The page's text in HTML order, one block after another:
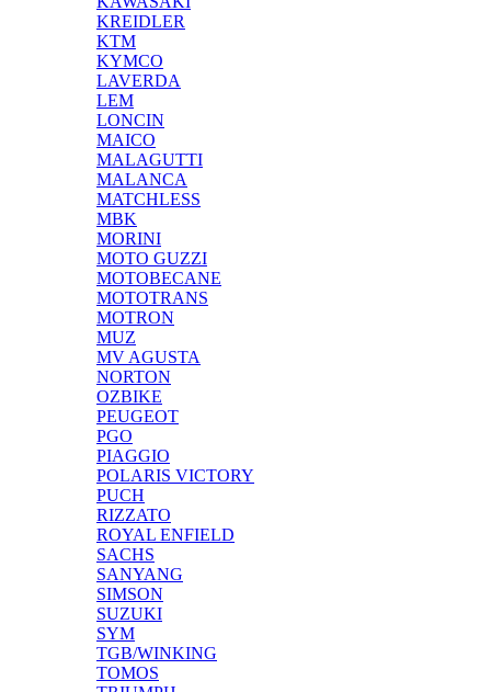
KREIDLER
KTM
KYMCO
LAVERDA
LEM
LONCIN
MAICO
MALAGUTTI
MALANCA
MATCHLESS
MBK
MORINI
MOTO GUZZI
MOTOBECANE
MOTOTRANS
MOTRON
MUZ
MV AGUSTA
NORTON
OZBIKE
PEUGEOT
PGO
PIAGGIO
POLARIS VICTORY
PUCH
RIZZATO
ROYAL ENFIELD
SACHS
SANYANG
SIMSON
SUZUKI
SYM
TGB/WINKING
TOMOS